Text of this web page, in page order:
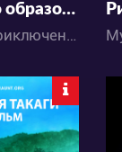
Каким-то образом я стал сильнейшим, прокачивая фермерские навыки
Аниме / Приключения / Фэнтези / Экшен